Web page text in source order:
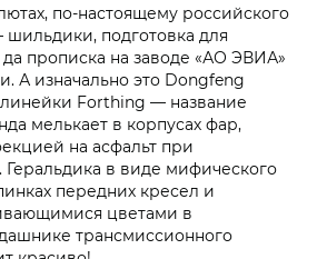
по-настоящему российского
шильдики, подготовка для
прописка на заводе «АО ЭВИА»
А изначально это Dongfeng
линейки Forthing — название
мелькает в корпусах фар,
на асфальт при
в виде мифического
передних кресел и
цветами в
трансмиссионного